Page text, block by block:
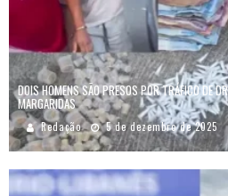
DOIS HOMENS SÃO PRESOS POR TRÁFICO DE
MARGARIDAS
Redação 5 de dezembro de 2025